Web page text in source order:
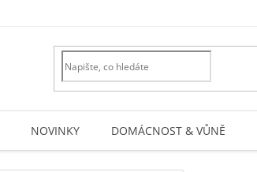
NOVINKY DOMÁCNOST & VŮNĚ